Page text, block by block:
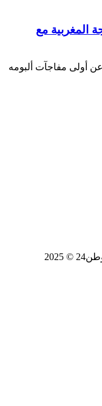
المغربية مع
أولى مفاجآت ألبومه